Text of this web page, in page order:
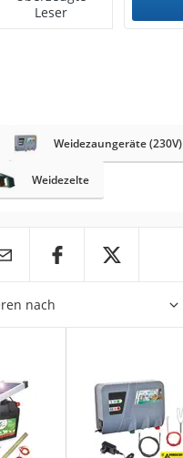
Leser
Weidezaungeräte (230V)
Weidezelte
nach